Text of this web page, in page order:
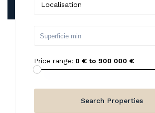
Localisation
Price range: 0 € to 900 000 €